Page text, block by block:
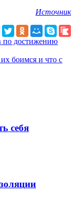
Источник
по достижению
боимся и что с
себя